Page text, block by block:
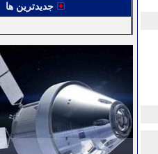
جدیدترین ها